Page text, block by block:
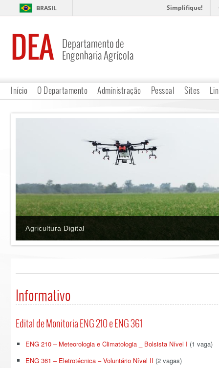
BRASIL Simplifique!
DEA
Departamento de
Engenharia Agrícola
Início O Departamento Administração Pessoal Sites
Agricultura Digital
Informativo
Edital de Monitoria ENG 210 e ENG 361
ENG 210 – Meteorologia e Climatologia _ Bolsista Nível I (1 vaga)
ENG 361 – Eletrotécnica – Voluntário Nível II (2 vagas)